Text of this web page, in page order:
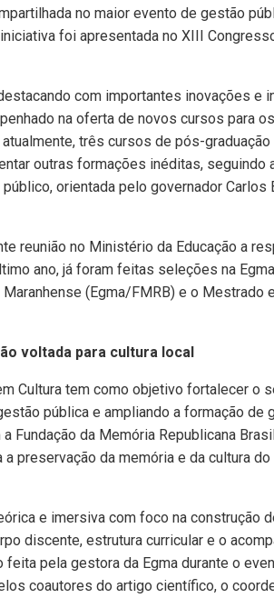
no maior evento de gestão
foi apresentada no XIII
com importantes inovações e
na oferta de novos cursos para
três cursos de pós-graduação
outras formações inéditas, seguindo
orientada pelo governador Carlos
reunião no Ministério da Educação a
ano, já foram feitas seleções na
Maranhense (Egma/FMRB) e o
voltada para cultura local
Cultura tem como objetivo fortalecer o
pública e ampliando a formação
Fundação da Memória Republicana
preservação da memória e da cultura
e imersiva com foco na construção
discente, estrutura curricular e o
pela gestora da Egma durante o
coautores do artigo científico, o